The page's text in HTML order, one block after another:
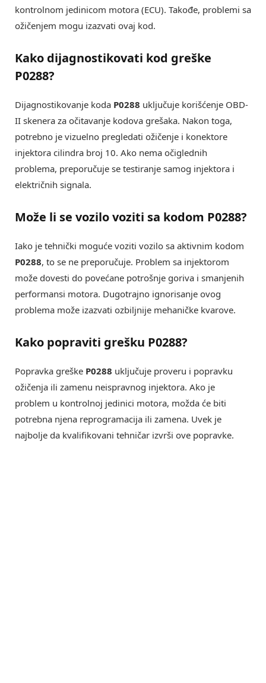
kontrolnom jedinicom motora (ECU). Takođe, problemi sa
ožičenjem mogu izazvati ovaj kod.
Kako dijagnostikovati kod greške
P0288?
Dijagnostikovanje koda P0288 uključuje korišćenje OBD-
II skenera za očitavanje kodova grešaka. Nakon toga,
potrebno je vizuelno pregledati ožičenje i konektore
injektora cilindra broj 10. Ako nema očiglednih
problema, preporučuje se testiranje samog injektora i
električnih signala.
Može li se vozilo voziti sa kodom P0288?
Iako je tehnički moguće voziti vozilo sa aktivnim kodom
P0288, to se ne preporučuje. Problem sa injektorom
može dovesti do povećane potrošnje goriva i smanjenih
performansi motora. Dugotrajno ignorisanje ovog
problema može izazvati ozbiljnije mehaničke kvarove.
Kako popraviti grešku P0288?
Popravka greške P0288 uključuje proveru i popravku
ožičenja ili zamenu neispravnog injektora. Ako je
problem u kontrolnoj jedinici motora, možda će biti
potrebna njena reprogramacija ili zamena. Uvek je
najbolje da kvalifikovani tehničar izvrši ove popravke.